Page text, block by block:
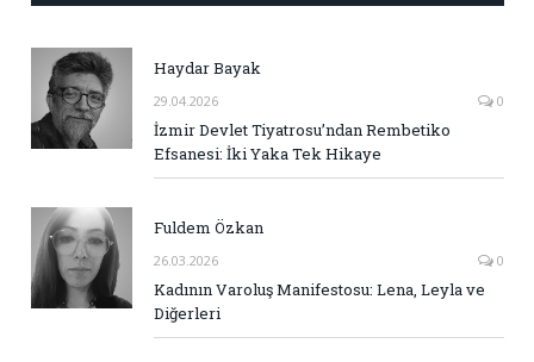
Haydar Bayak
29.04.2026 0
İzmir Devlet Tiyatrosu’ndan Rembetiko
Efsanesi: İki Yaka Tek Hikaye
Fuldem Özkan
26.03.2026 0
Kadının Varoluş Manifestosu: Lena, Leyla ve
Diğerleri